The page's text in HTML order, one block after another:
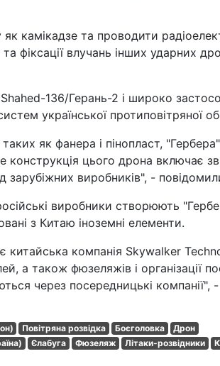
камікадзе та проводити
фіксації влучань інших ударних
136/Герань-2 і широко
української протиповітряної
як фанера і пінопласт,
конструкція цього дрона включає
зарубіжних виробників", -
виробники створюють
з Китаю іноземні елементи.
китайська компанія Skywalker
а також фюзеляжів і організації
через посередницькі компанії",
Повітряна розвідка Боєголовка
Дрон
Єлабуга Фюзеляж Літаки-розвідники